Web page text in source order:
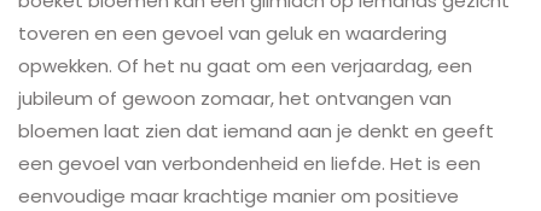
toveren en een gevoel van geluk en waardering
opwekken. Of het nu gaat om een verjaardag, een
jubileum of gewoon zomaar, het ontvangen van
bloemen laat zien dat iemand aan je denkt en geeft
een gevoel van verbondenheid en liefde. Het is een
eenvoudige maar krachtige manier om positieve